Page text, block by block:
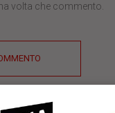
volta che commento.